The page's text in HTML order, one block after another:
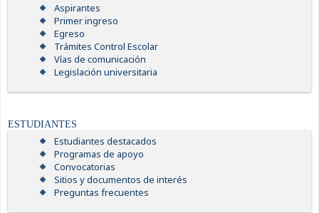
Aspirantes
Primer ingreso
Egreso
Trámites Control Escolar
Vías de comunicación
Legislación universitaria
ESTUDIANTES
Estudiantes destacados
Programas de apoyo
Convocatorias
Sitios y documentos de interés
Preguntas frecuentes